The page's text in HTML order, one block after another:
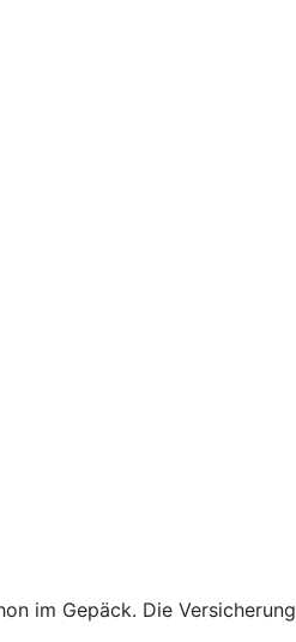
im Gepäck. Die